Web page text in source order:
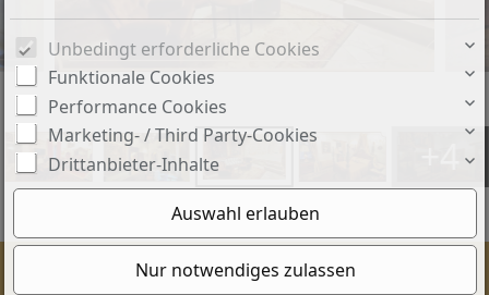
Unbedingt erforderliche Cookies
Funktionale Cookies
Performance Cookies
Marketing- / Third Party-Cookies
Drittanbieter-Inhalte